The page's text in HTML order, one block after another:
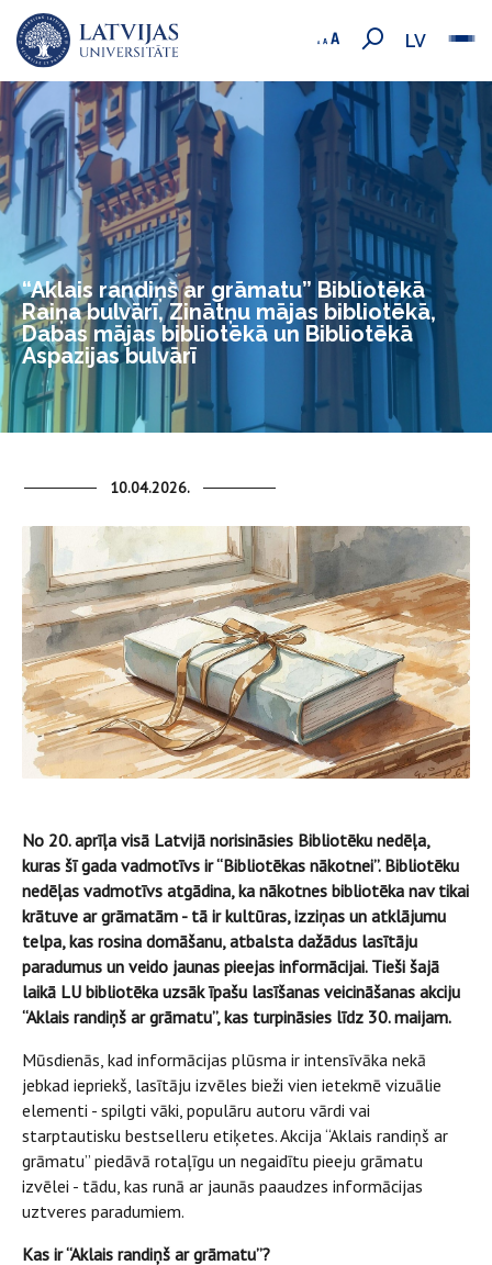
LV
“Akl​ais randiņš ar grāmatu” Bibliotēkā
Raiņa bulvārī, Zinātņu mājas bibliotēkā,
Dabas mājas bibliotēkā un Bibliotēkā
Aspazijas bulvārī
10.04.2026.
No 20. aprīļa visā Latvijā norisināsies Bibliotēku nedēļa,
kuras šī gada vadmotīvs ir “Bibliotēkas nākotnei”. Bibliotēku
nedēļas vadmotīvs atgādina, ka nākotnes bibliotēka nav tikai
krātuve ar grāmatām - tā ir kultūras, izziņas un atklājumu
telpa, kas rosina domāšanu, atbalsta dažādus lasītāju
paradumus un veido jaunas pieejas informācijai. Tieši šajā
laikā LU bibliotēka uzsāk īpašu lasīšanas veicināšanas akciju
“Akl​ais randiņš ar grāmatu”, kas turpināsies līdz 30. maijam.
Mūsdienās, kad informācijas plūsma ir intensīvāka nekā
jebkad iepriekš, lasītāju izvēles bieži vien ietekmē vizuālie
elementi - spilgti vāki, populāru autoru vārdi vai
starptautisku bestselleru etiķetes. Akcija “Akl​ais randiņš ar
grāmatu” piedāvā rotaļīgu un negaidītu pieeju grāmatu
izvēlei - tādu, kas runā ar jaunās paaudzes informācijas
uztveres paradumiem.
Kas ir “Akl​ais randiņš ar grāmatu”?